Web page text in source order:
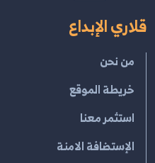
قلاري الإبداع
من نحن
خريطة الموقع
استثمر معنا
الإستضافة الامنة